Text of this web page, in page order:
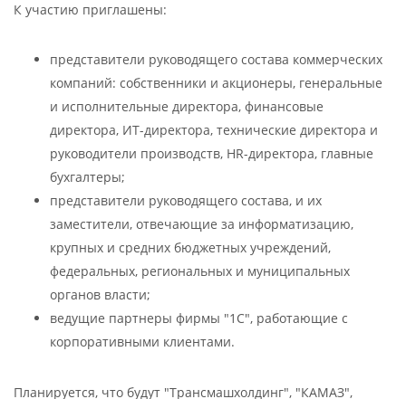
К участию приглашены:
представители руководящего состава коммерческих
компаний: собственники и акционеры, генеральные
и исполнительные директора, финансовые
директора, ИТ-директора, технические директора и
руководители производств, HR-директора, главные
бухгалтеры;
представители руководящего состава, и их
заместители, отвечающие за информатизацию,
крупных и средних бюджетных учреждений,
федеральных, региональных и муниципальных
органов власти;
ведущие партнеры фирмы "1С", работающие с
корпоративными клиентами.
Планируется, что будут "Трансмашхолдинг", "КАМАЗ",